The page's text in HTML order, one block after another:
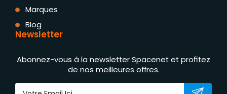
Marques
Blog
Newsletter
Abonnez-vous à la newsletter Spacenet et profitez
de nos meilleures offres.